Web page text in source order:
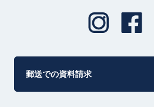
郵送での資料請求